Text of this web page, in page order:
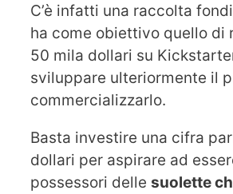
C’è infatti una raccolta
ha come obiettivo quello di
50 mila dollari su
sviluppare ulteriormente il
commercializzarlo.
Basta investire una cifra
dollari per aspirare ad
possessori delle suolette